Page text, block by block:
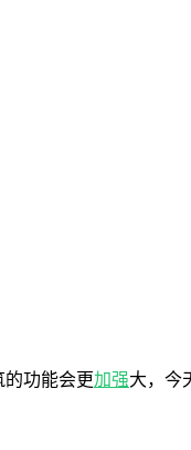
功能会更加强大，今